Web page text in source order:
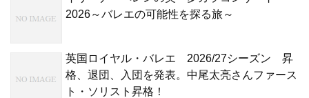
2026～バレエの可能性を探る旅～
英国ロイヤル・バレエ 2026/27シーズン 昇
格、退団、入団を発表。中尾太亮さんファース
ト・ソリスト昇格！